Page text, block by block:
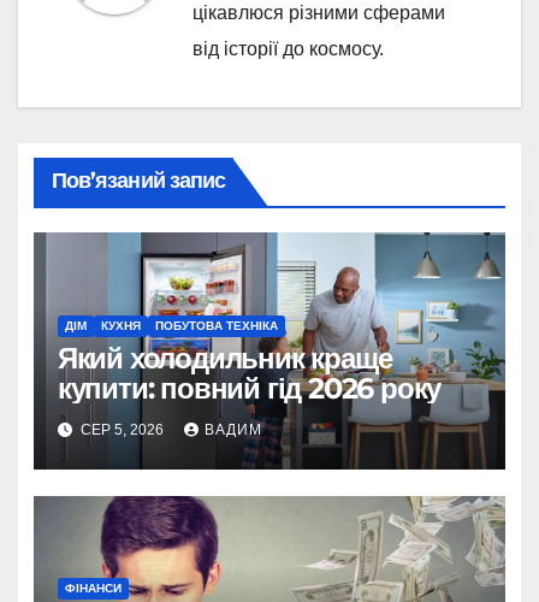
цікавлюся різними сферами
від історії до космосу.
Пов’язаний запис
ДІМ КУХНЯ ПОБУТОВА ТЕХНІКА
Який холодильник краще
купити: повний гід 2026 року
СЕР 5, 2026 ВАДИМ
ФІНАНСИ